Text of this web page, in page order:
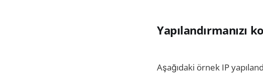
Yapılandırmanızı
Aşağıdaki örnek IP